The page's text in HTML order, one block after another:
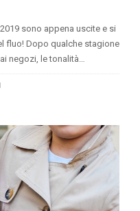
sono appena uscite e si
fluo! Dopo qualche stagione
negozi, le tonalità…